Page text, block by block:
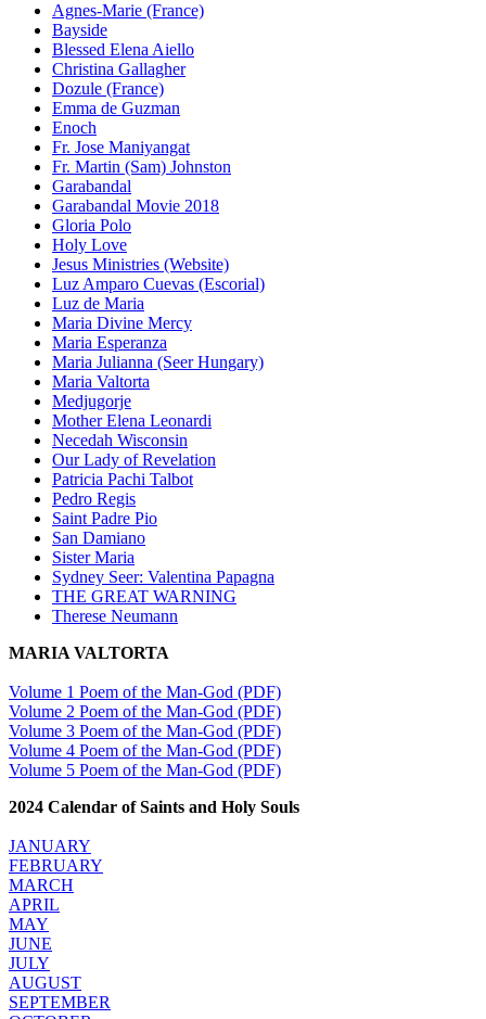
Agnes-Marie (France)
Bayside
Blessed Elena Aiello
Christina Gallagher
Dozule (France)
Emma de Guzman
Enoch
Fr. Jose Maniyangat
Fr. Martin (Sam) Johnston
Garabandal
Garabandal Movie 2018
Gloria Polo
Holy Love
Jesus Ministries (Website)
Luz Amparo Cuevas (Escorial)
Luz de Maria
Maria Divine Mercy
Maria Esperanza
Maria Julianna (Seer Hungary)
Maria Valtorta
Medjugorje
Mother Elena Leonardi
Necedah Wisconsin
Our Lady of Revelation
Patricia Pachi Talbot
Pedro Regis
Saint Padre Pio
San Damiano
Sister Maria
Sydney Seer: Valentina Papagna
THE GREAT WARNING
Therese Neumann
MARIA VALTORTA
Volume 1 Poem of the Man-God (PDF)
Volume 2 Poem of the Man-God (PDF)
Volume 3 Poem of the Man-God (PDF)
Volume 4 Poem of the Man-God (PDF)
Volume 5 Poem of the Man-God (PDF)
2024 Calendar of Saints and Holy Souls
JANUARY
FEBRUARY
MARCH
APRIL
MAY
JUNE
JULY
AUGUST
SEPTEMBER